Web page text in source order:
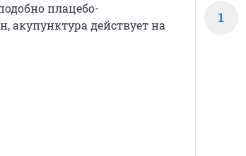
плацебо-
акупунктура действует на
1